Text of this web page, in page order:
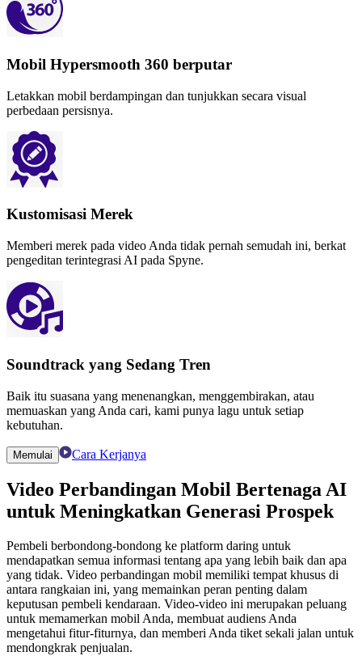
Mobil Hypersmooth 360 berputar
Letakkan mobil berdampingan dan tunjukkan secara visual
perbedaan persisnya.
Kustomisasi Merek
Memberi merek pada video Anda tidak pernah semudah ini, berkat
pengeditan terintegrasi AI pada Spyne.
Soundtrack yang Sedang Tren
Baik itu suasana yang menenangkan, menggembirakan, atau
memuaskan yang Anda cari, kami punya lagu untuk setiap
kebutuhan.
Memulai Cara Kerjanya
Video Perbandingan Mobil Bertenaga AI
untuk Meningkatkan Generasi Prospek
Pembeli berbondong-bondong ke platform daring untuk
mendapatkan semua informasi tentang apa yang lebih baik dan apa
yang tidak. Video perbandingan mobil memiliki tempat khusus di
antara rangkaian ini, yang memainkan peran penting dalam
keputusan pembeli kendaraan. Video-video ini merupakan peluang
untuk memamerkan mobil Anda, membuat audiens Anda
mengetahui fitur-fiturnya, dan memberi Anda tiket sekali jalan untuk
mendongkrak penjualan.